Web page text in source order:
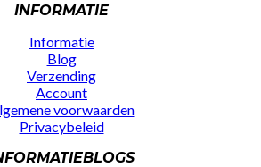
INFORMATIE
Informatie
Blog
Verzending
Account
voorwaarden
Privacybeleid